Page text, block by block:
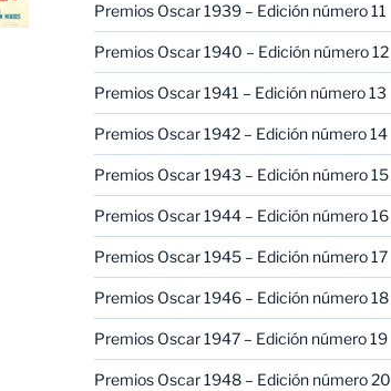
Premios Oscar 1939 – Edición número 11
Premios Oscar 1940 – Edición número 12
Premios Oscar 1941 – Edición número 13
Premios Oscar 1942 – Edición número 14
Premios Oscar 1943 – Edición número 15
Premios Oscar 1944 – Edición número 16
Premios Oscar 1945 – Edición número 17
Premios Oscar 1946 – Edición número 18
Premios Oscar 1947 – Edición número 19
Premios Oscar 1948 – Edición número 20